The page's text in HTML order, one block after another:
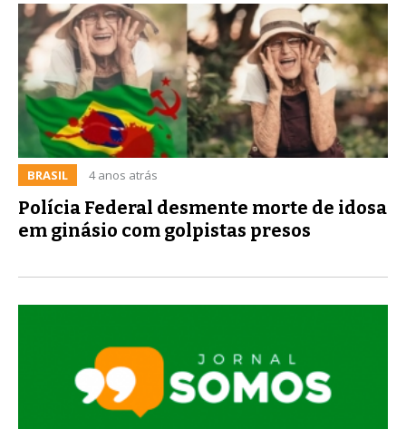
BRASIL 4 anos atrás
Polícia Federal desmente morte de idosa
em ginásio com golpistas presos